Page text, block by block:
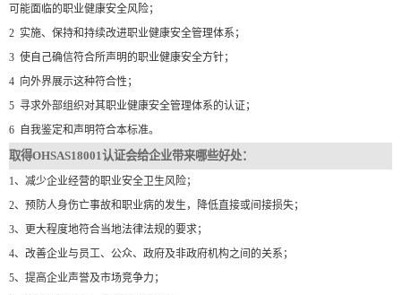
可能面临的职业健康安全风险；
2 实施、保持和持续改进职业健康安全管理体系；
3 使自己确信符合所声明的职业健康安全方针；
4 向外界展示这种符合性；
5 寻求外部组织对其职业健康安全管理体系的认证；
6 自我鉴定和声明符合本标准。
取得OHSAS18001认证会给企业带来哪些好处：
1、减少企业经营的职业安全卫生风险；
2、预防人身伤亡事故和职业病的发生，降低直接或间接损失；
3、更大程度地符合当地法律法规的要求；
4、改善企业与员工、公众、政府及非政府机构之间的关系；
5、提高企业声誉及市场竞争力；